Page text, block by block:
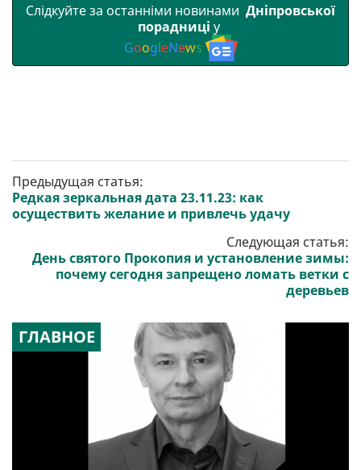
Слідкуйте за останніми новинами Дніпровської
порадниці у
GoogleNews
Предыдущая статья:
Редкая зеркальная дата 23.11.23: как
осуществить желание и привлечь удачу
Следующая статья:
День святого Прокопия и установление зимы:
почему сегодня запрещено ломать ветки с
деревьев
ГЛАВНОЕ